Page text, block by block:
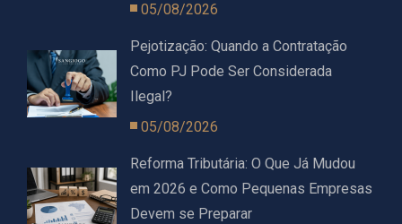
05/08/2026
Pejotização: Quando a Contratação
Como PJ Pode Ser Considerada
Ilegal?
05/08/2026
Reforma Tributária: O Que Já Mudou
em 2026 e Como Pequenas Empresas
Devem se Preparar